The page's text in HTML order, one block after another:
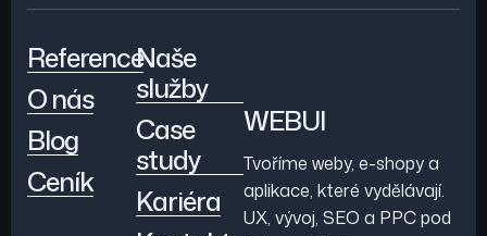
Reference
O nás
Blog
Ceník
Naše
služby
Case
study
Kariéra
WEBUI
Tvoříme weby, e-shopy a
aplikace, které vydělávají.
UX, vývoj, SEO a PPC pod